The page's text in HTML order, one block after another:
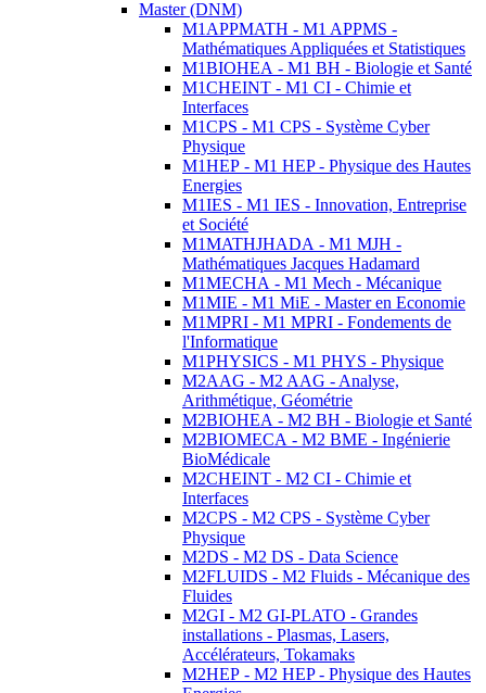
Master (DNM)
M1APPMATH - M1 APPMS -
Mathématiques Appliquées et Statistiques
M1BIOHEA - M1 BH - Biologie et Santé
M1CHEINT - M1 CI - Chimie et
Interfaces
M1CPS - M1 CPS - Système Cyber
Physique
M1HEP - M1 HEP - Physique des Hautes
Energies
M1IES - M1 IES - Innovation, Entreprise
et Société
M1MATHJHADA - M1 MJH -
Mathématiques Jacques Hadamard
M1MECHA - M1 Mech - Mécanique
M1MIE - M1 MiE - Master en Economie
M1MPRI - M1 MPRI - Fondements de
l'Informatique
M1PHYSICS - M1 PHYS - Physique
M2AAG - M2 AAG - Analyse,
Arithmétique, Géométrie
M2BIOHEA - M2 BH - Biologie et Santé
M2BIOMECA - M2 BME - Ingénierie
BioMédicale
M2CHEINT - M2 CI - Chimie et
Interfaces
M2CPS - M2 CPS - Système Cyber
Physique
M2DS - M2 DS - Data Science
M2FLUIDS - M2 Fluids - Mécanique des
Fluides
M2GI - M2 GI-PLATO - Grandes
installations - Plasmas, Lasers,
Accélérateurs, Tokamaks
M2HEP - M2 HEP - Physique des Hautes